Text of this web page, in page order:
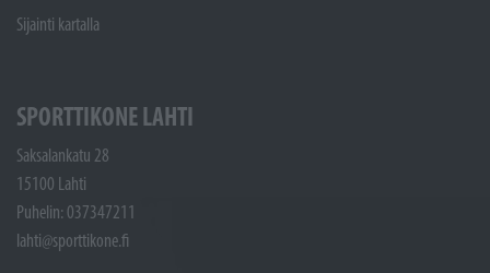
Sijainti kartalla
SPORTTIKONE LAHTI
Saksalankatu 28
15100 Lahti
Puhelin: 037347211
lahti@sporttikone.fi